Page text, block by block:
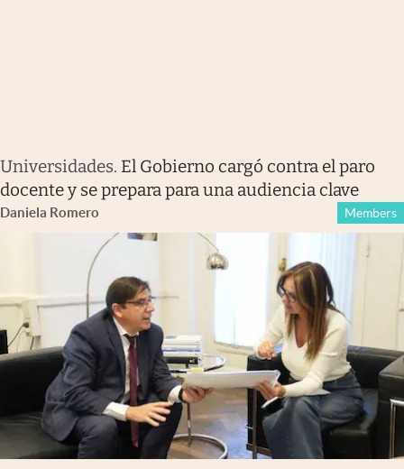
Universidades. El Gobierno cargó contra el paro
docente y se prepara para una audiencia clave
Daniela Romero Members